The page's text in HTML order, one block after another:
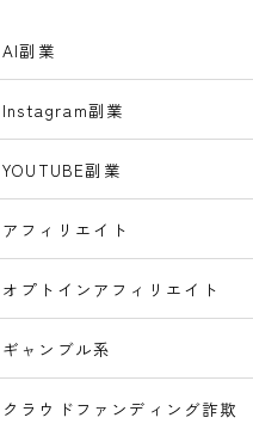
AI副業
Instagram副業
YOUTUBE副業
アフィリエイト
オプトインアフィリエイト
ギャンブル系
クラウドファンディング詐欺